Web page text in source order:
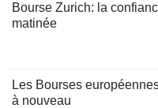
Bourse Zurich: la
matinée
Les Bourses
à nouveau